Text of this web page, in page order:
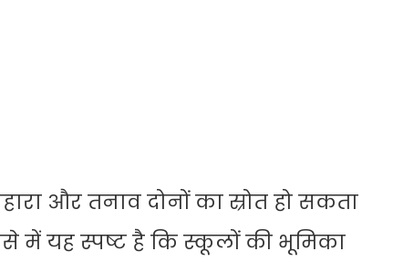
और तनाव दोनों का स्रोत हो सकता
में यह स्पष्ट है कि स्कूलों की भूमिका